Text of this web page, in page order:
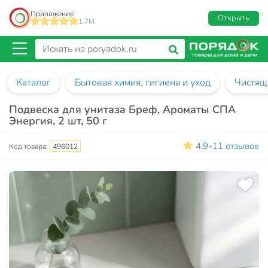
Приложение
1.7M
Открыть
Каталог Бытовая химия, гигиена и уход
Подвеска для унитаза Бреф, Ароматы СПА
Энергия, 2 шт, 50 г
Код товара: 496012 4.9•11 отзывов